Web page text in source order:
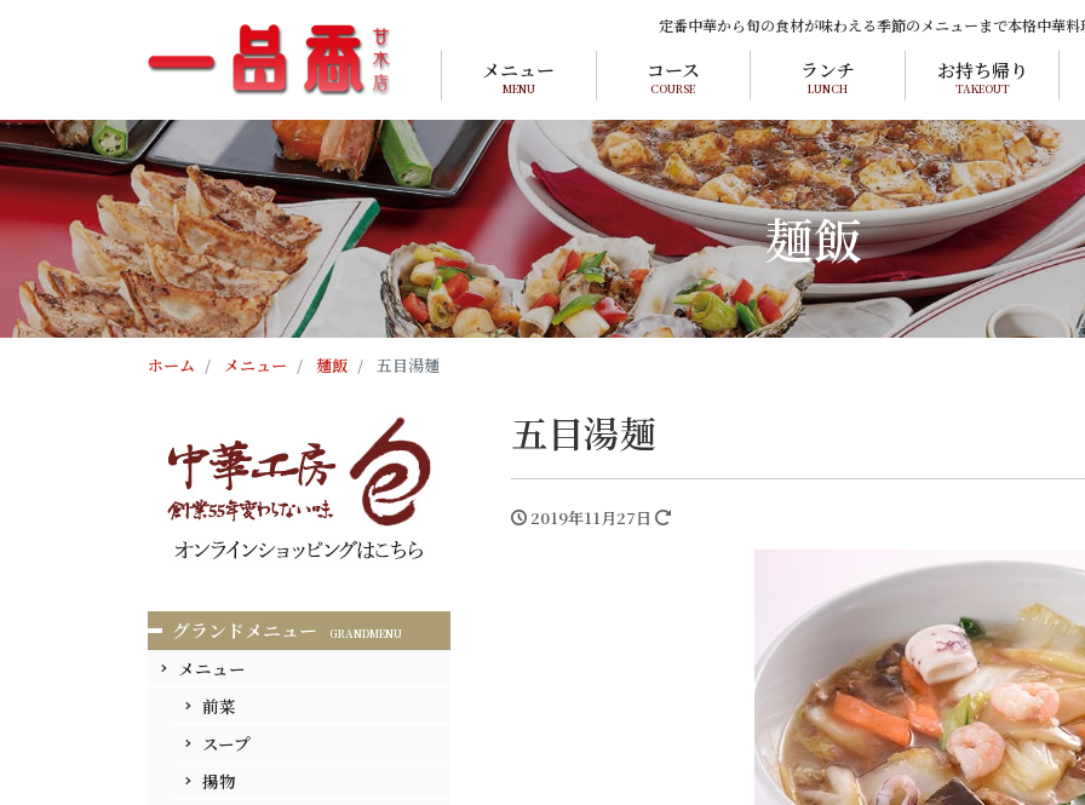
定番中華から旬の食材が味わえる季節のメニューまで本格中華
メニュー
MENU
コース
COURSE
ランチ
LUNCH
お持ち帰り
TAKEOUT
麺飯
ホーム メニュー 麺飯 五目湯麺
グランドメニュー GRANDMENU
メニュー
前菜
スープ
揚物
五目湯麺
2019年11月27日